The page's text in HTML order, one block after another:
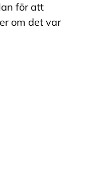
för att
om det var